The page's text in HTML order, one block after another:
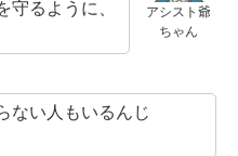
アシスト爺
ちゃん
守るように、
ない人もいるんじ